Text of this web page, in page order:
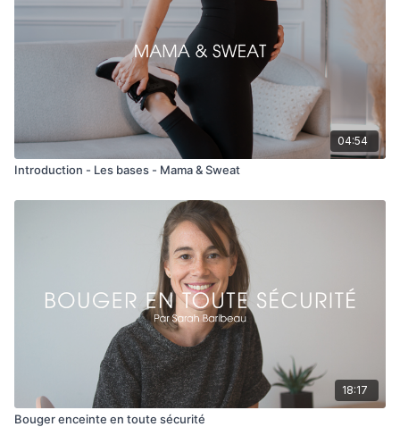
04:54
Introduction - Les bases - Mama & Sweat
18:17
Bouger enceinte en toute sécurité